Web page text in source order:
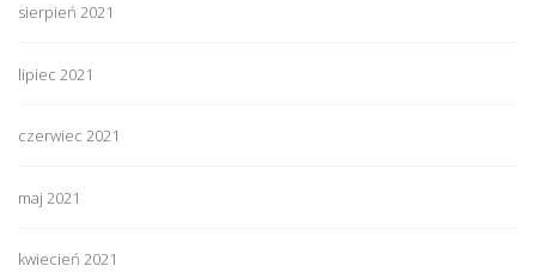
sierpień 2021
lipiec 2021
czerwiec 2021
maj 2021
kwiecień 2021